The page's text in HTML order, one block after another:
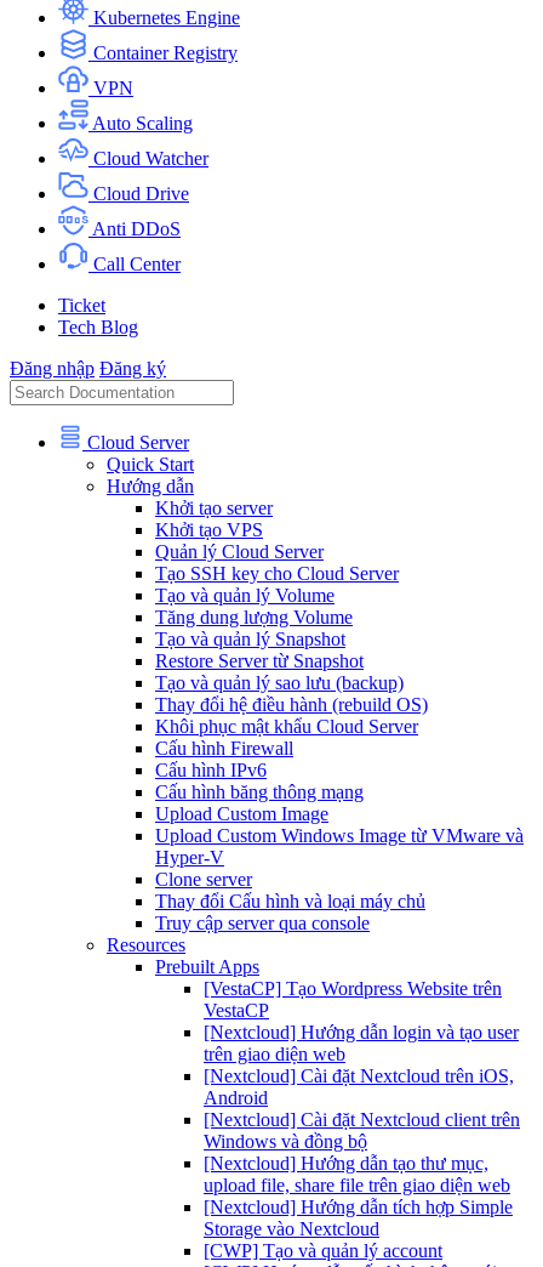
Kubernetes Engine
Container Registry
VPN
Auto Scaling
Cloud Watcher
Cloud Drive
Anti DDoS
Call Center
Ticket
Tech Blog
Đăng nhập Đăng ký
Cloud Server
Quick Start
Hướng dẫn
Khởi tạo server
Khởi tạo VPS
Quản lý Cloud Server
Tạo SSH key cho Cloud Server
Tạo và quản lý Volume
Tăng dung lượng Volume
Tạo và quản lý Snapshot
Restore Server từ Snapshot
Tạo và quản lý sao lưu (backup)
Thay đổi hệ điều hành (rebuild OS)
Khôi phục mật khẩu Cloud Server
Cấu hình Firewall
Cấu hình IPv6
Cấu hình băng thông mạng
Upload Custom Image
Upload Custom Windows Image từ VMware và
Hyper-V
Clone server
Thay đổi Cấu hình và loại máy chủ
Truy cập server qua console
Resources
Prebuilt Apps
[VestaCP] Tạo Wordpress Website trên
VestaCP
[Nextcloud] Hướng dẫn login và tạo user
trên giao diện web
[Nextcloud] Cài đặt Nextcloud trên iOS,
Android
[Nextcloud] Cài đặt Nextcloud client trên
Windows và đồng bộ
[Nextcloud] Hướng dẫn tạo thư mục,
upload file, share file trên giao diện web
[Nextcloud] Hướng dẫn tích hợp Simple
Storage vào Nextcloud
[CWP] Tạo và quản lý account